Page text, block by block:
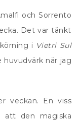
och Sorrento
Det var tänkt
i Vietri Sul
när jag
veckan. En viss
att den magiska